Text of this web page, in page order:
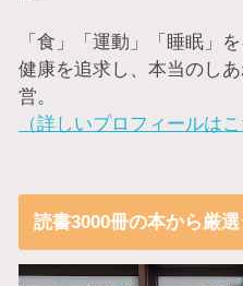
「食」「運動」「睡眠」
健康を追求し、本当のし
営。
（詳しいプロフィールは
読書3000冊の本から厳